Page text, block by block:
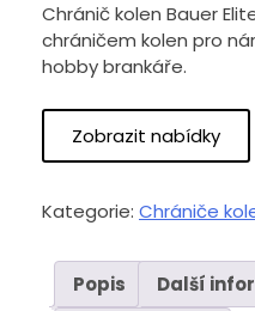
Chránič kolen Bauer
chráničem kolen pro
hobby brankáře.
Zobrazit nabídky
Kategorie: Chrániče
Popis
Další